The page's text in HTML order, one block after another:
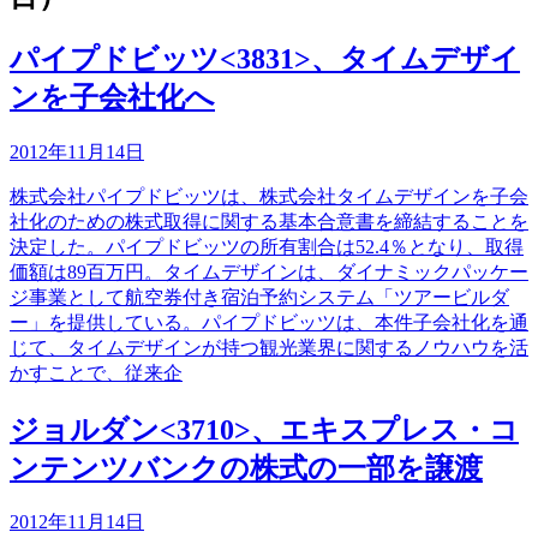
パイプドビッツ<3831>、タイムデザイ
ンを子会社化へ
2012年11月14日
株式会社パイプドビッツは、株式会社タイムデザインを子会
社化のための株式取得に関する基本合意書を締結することを
決定した。パイプドビッツの所有割合は52.4％となり、取得
価額は89百万円。タイムデザインは、ダイナミックパッケー
ジ事業として航空券付き宿泊予約システム「ツアービルダ
ー」を提供している。パイプドビッツは、本件子会社化を通
じて、タイムデザインが持つ観光業界に関するノウハウを活
かすことで、従来企
ジョルダン<3710>、エキスプレス・コ
ンテンツバンクの株式の一部を譲渡
2012年11月14日